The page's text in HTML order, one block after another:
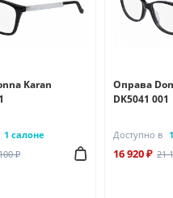
Karan
1 салоне
₽
Оправа
DK5041 001
Доступно в
16 920 ₽ 21